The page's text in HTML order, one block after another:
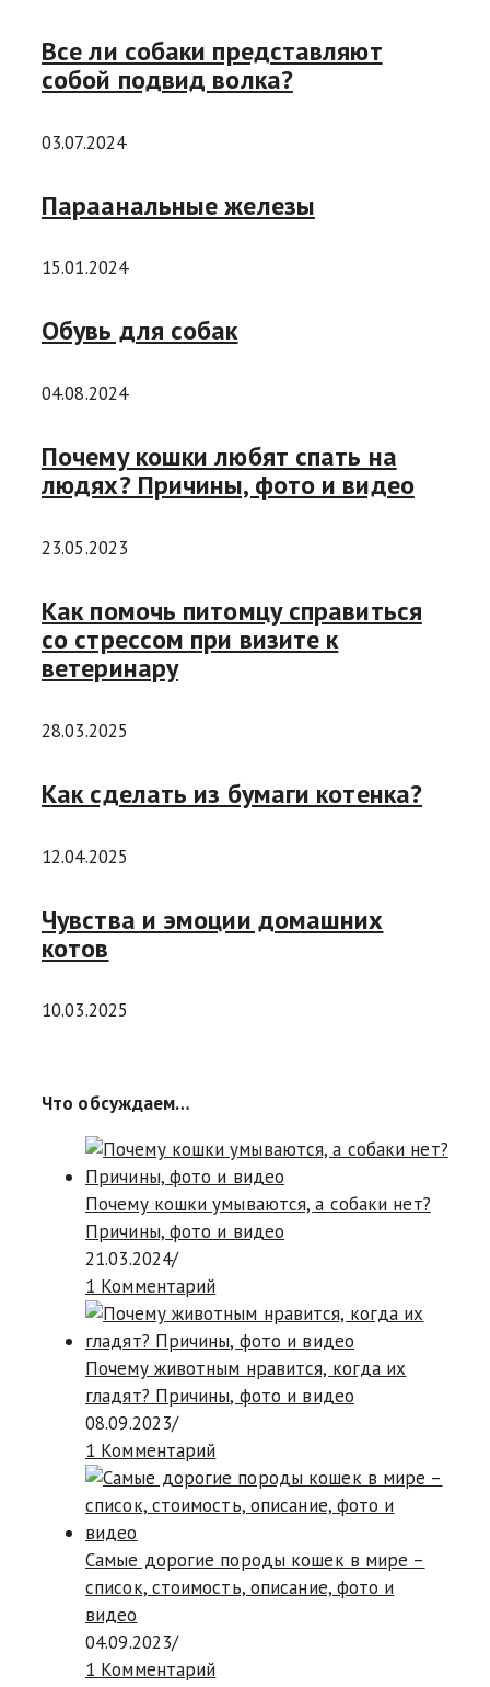
Все ли собаки представляют
собой подвид волка?
03.07.2024
Параанальные железы
15.01.2024
Обувь для собак
04.08.2024
Почему кошки любят спать на
людях? Причины, фото и видео
23.05.2023
Как помочь питомцу справиться
со стрессом при визите к
ветеринару
28.03.2025
Как сделать из бумаги котенка?
12.04.2025
Чувства и эмоции домашних
котов
10.03.2025
Что обсуждаем…
Почему кошки умываются, а собаки нет?
Причины, фото и видео
21.03.2024/
1 Комментарий
Почему животным нравится, когда их
гладят? Причины, фото и видео
08.09.2023/
1 Комментарий
Самые дорогие породы кошек в мире –
список, стоимость, описание, фото и
видео
04.09.2023/
1 Комментарий